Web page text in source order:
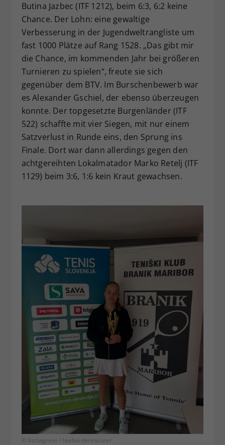
Butina Jazbec (ITF 1212), beim 6:3, 6:2 keine
Chance. Der Lohn: eine gewaltige
Verbesserung in der Jugendweltrangliste um
fast 1000 Plätze auf Rang 1528. „Das gibt mir
die Chance, im kommenden Jahr bei größeren
Turnieren zu spielen“, freute sie sich
gegenüber dem BTV. Im Burschenbewerb war
es Alexander Gschiel, der ebenso überzeugen
konnte. Der topgesetzte Burgenländer (ITF
522) schaffte mit vier Siegen, mit nur einem
Satzverlust in Runde eins, den Sprung ins
Finale. Dort war dann allerdings gegen den
achtgereihten Lokalmatador Marko Retelj (ITF
1129) beim 3:6, 1:6 kein Kraut gewachsen.
© Instagram / leahaidermaurer